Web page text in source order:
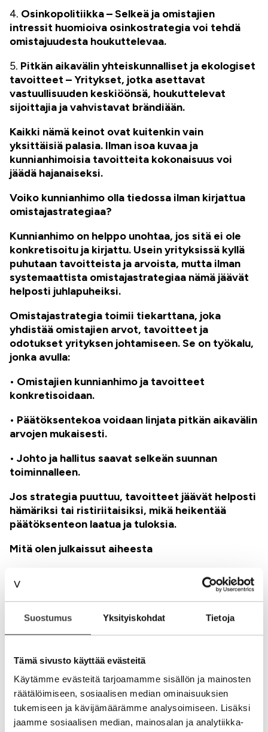
Suostumus Yksityiskohdat Tietoja
Tämä sivusto käyttää evästeitä
Käytämme evästeitä tarjoamamme sisällön ja mainosten
räätälöimiseen, sosiaalisen median ominaisuuksien
tukemiseen ja kävijämäärämme analysoimiseen. Lisäksi
jaamme sosiaalisen median, mainosalan ja analytiikka-
4. Osinkopolitiikka – Selkeä ja omistajien
intressit huomioiva osinkostrategia voi tehdä
omistajuudesta houkuttelevaa.
5. Pitkän aikavälin yhteiskunnalliset ja ekologiset
tavoitteet – Yritykset, jotka asettavat
vastuullisuuden keskiöönsä, houkuttelevat
sijoittajia ja vahvistavat brändiään.
Kaikki nämä keinot ovat kuitenkin vain
yksittäisiä palasia. Ilman isoa kuvaa ja
kunnianhimoisia tavoitteita kokonaisuus voi
jäädä hajanaiseksi.
Voiko kunnianhimo olla tiedossa ilman kirjattua
omistajastrategiaa?
Kunnianhimo on helppo unohtaa, jos sitä ei ole
konkretisoitu ja kirjattu. Usein yrityksissä kyllä
puhutaan tavoitteista ja arvoista, mutta ilman
systemaattista omistajastrategiaa nämä jäävät
helposti juhlapuheiksi.
Omistajastrategia toimii tiekarttana, joka
yhdistää omistajien arvot, tavoitteet ja
odotukset yrityksen johtamiseen. Se on työkalu,
jonka avulla:
• Omistajien kunnianhimo ja tavoitteet
konkretisoidaan.
• Päätöksentekoa voidaan linjata pitkän aikavälin
arvojen mukaisesti.
• Johto ja hallitus saavat selkeän suunnan
toiminnalleen.
Jos strategia puuttuu, tavoitteet jäävät helposti
hämäriksi tai ristiriitaisiksi, mikä heikentää
päätöksenteon laatua ja tuloksia.
Mitä olen julkaissut aiheesta
Olen aiemmin kirjoittanut ja korostanut, että
omistajastrategian keskiössä ovat omistajien
arvot, tavoitteet ja niiden selkeä jäsentely.
Omistajastrategia ei ole vain dokumentti – se on
seuraavia asioita:
• Omistajastrategia tuo johdonmukaisuutta
yrityksen johtamiseen.
• Selkeät tavoitteet rakentavat vahvan pohjan